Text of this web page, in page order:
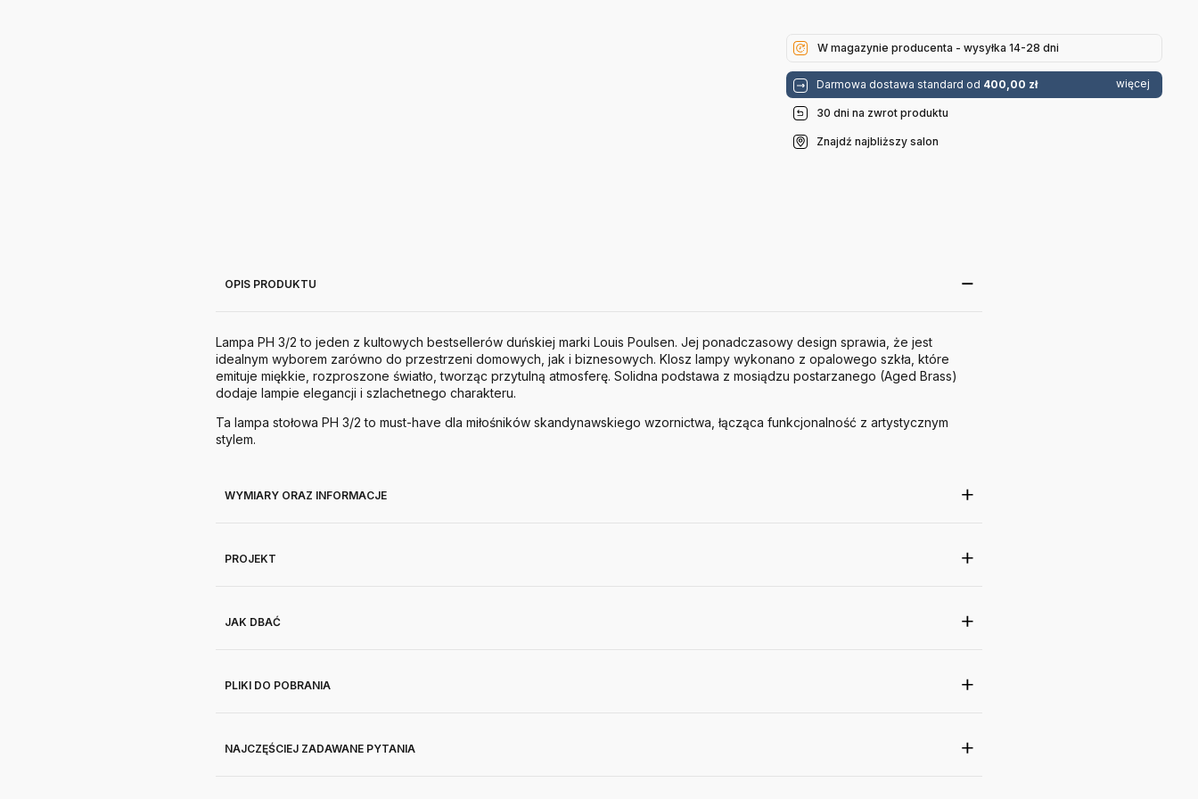
W magazynie producenta - wysyłka 14-28 dni
Darmowa dostawa standard od 400,00 zł więcej
30 dni na zwrot produktu
Znajdź najbliższy salon
OPIS PRODUKTU
Lampa PH 3/2 to jeden z kultowych bestsellerów duńskiej marki Louis Poulsen. Jej ponadczasowy design sprawia, że jest
idealnym wyborem zarówno do przestrzeni domowych, jak i biznesowych. Klosz lampy wykonano z opalowego szkła, które
emituje miękkie, rozproszone światło, tworząc przytulną atmosferę. Solidna podstawa z mosiądzu postarzanego (Aged Brass)
dodaje lampie elegancji i szlachetnego charakteru.
Ta lampa stołowa PH 3/2 to must-have dla miłośników skandynawskiego wzornictwa, łącząca funkcjonalność z artystycznym
stylem.
WYMIARY ORAZ INFORMACJE
PROJEKT
JAK DBAĆ
PLIKI DO POBRANIA
NAJCZĘŚCIEJ ZADAWANE PYTANIA